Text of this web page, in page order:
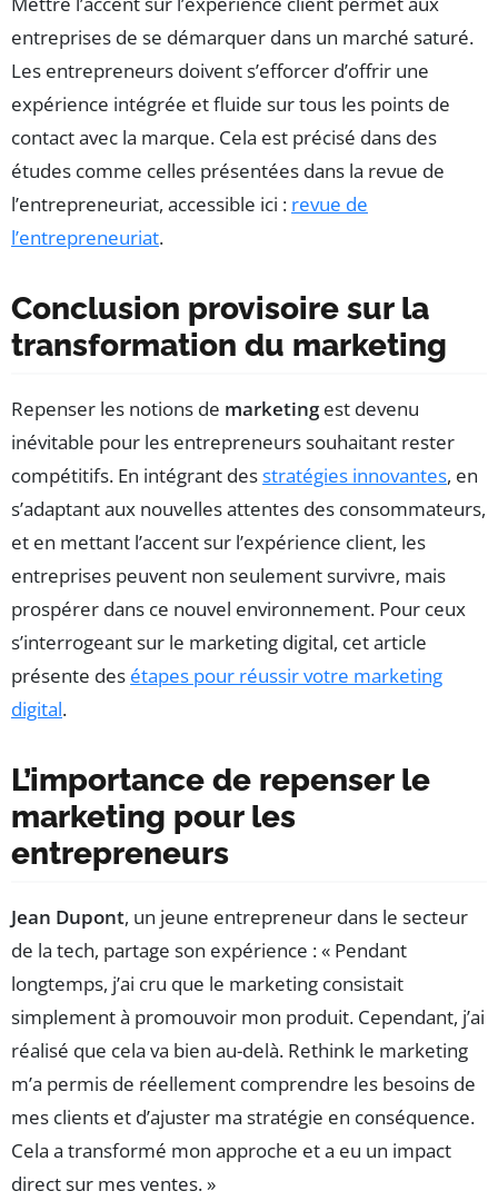
entreprises de se démarquer dans un marché saturé.
Les entrepreneurs doivent s’efforcer d’offrir une
expérience intégrée et fluide sur tous les points de
contact avec la marque. Cela est précisé dans des
études comme celles présentées dans la revue de
l’entrepreneuriat, accessible ici : revue de
l’entrepreneuriat.
Conclusion provisoire sur la
transformation du marketing
Repenser les notions de marketingest devenu
inévitable pour les entrepreneurs souhaitant rester
compétitifs. En intégrant desstratégies innovantes, en
s’adaptant aux nouvelles attentes des consommateurs,
et en mettant l’accent sur l’expérience client, les
entreprises peuvent non seulement survivre, mais
prospérer dans ce nouvel environnement. Pour ceux
s’interrogeant sur le marketing digital, cet article
présente des étapes pour réussir votre marketing
digital.
L’importance de repenser le
marketing pour les
entrepreneurs
Jean Dupont, un jeune entrepreneur dans le secteur
de la tech, partage son expérience : « Pendant
longtemps, j’ai cru que le marketing consistait
simplement à promouvoir mon produit. Cependant, j’ai
réalisé que cela va bien au-delà. Rethink le marketing
m’a permis de réellement comprendre les besoins de
mes clients et d’ajuster ma stratégie en conséquence.
Cela a transformé mon approche et a eu un impact
direct sur mes ventes. »